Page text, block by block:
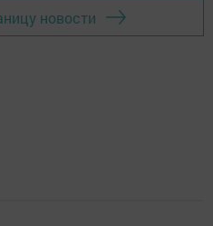
новости